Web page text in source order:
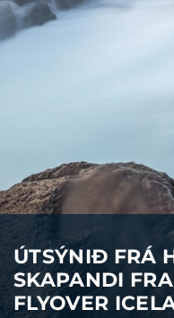
ÚTSÝNIÐ FRÁ
SKAPANDI
FLYOVER